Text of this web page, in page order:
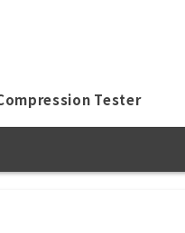
Tester